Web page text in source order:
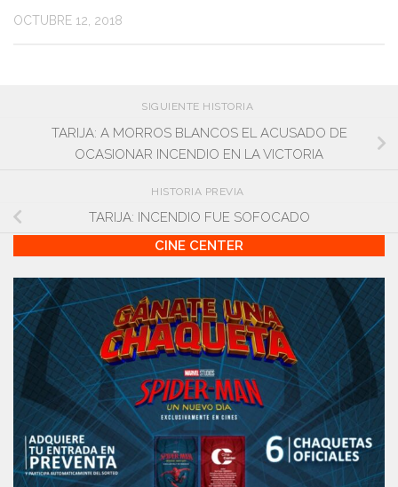
OCTUBRE 12, 2018
SIGUIENTE HISTORIA
TARIJA: A MORROS BLANCOS EL ACUSADO DE
OCASIONAR INCENDIO EN LA VICTORIA
HISTORIA PREVIA
TARIJA: INCENDIO FUE SOFOCADO
CINE CENTER